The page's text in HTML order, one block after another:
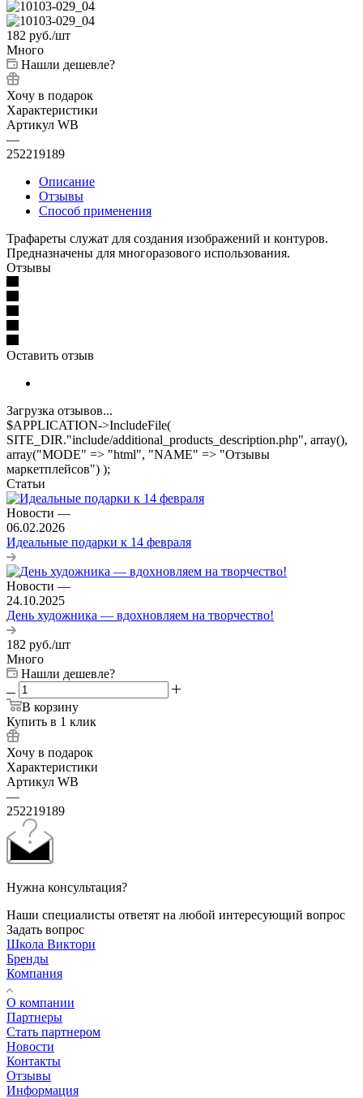
182 руб./шт
Много
Нашли дешевле?
Хочу в подарок
Характеристики
Артикул WB
—
252219189
Описание
Отзывы
Способ применения
Трафареты служат для создания изображений и контуров.
Предназначены для многоразового использования.
Отзывы
Оставить отзыв
Загрузка отзывов...
$APPLICATION->IncludeFile(
SITE_DIR."include/additional_products_description.php", array(),
array("MODE" => "html", "NAME" => "Отзывы
маркетплейсов") );
Статьи
Новости —
06.02.2026
Идеальные подарки к 14 февраля
Новости —
24.10.2025
День художника — вдохновляем на творчество!
182 руб./шт
Много
Нашли дешевле?
В корзину
Купить в 1 клик
Хочу в подарок
Характеристики
Артикул WB
—
252219189
Нужна консультация?
Наши специалисты ответят на любой интересующий вопрос
Задать вопрос
Школа Виктори
Бренды
Компания
О компании
Партнеры
Стать партнером
Новости
Контакты
Отзывы
Информация